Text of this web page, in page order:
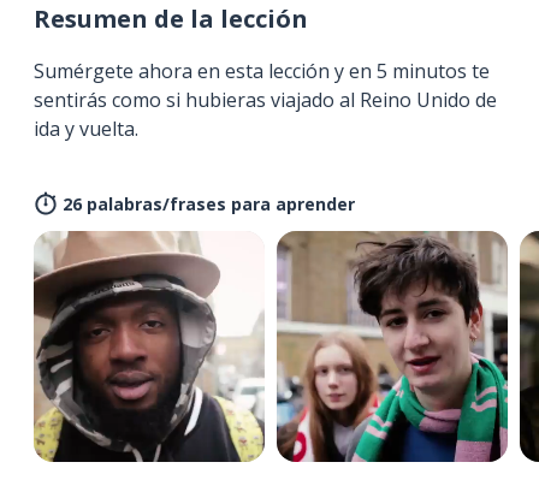
Resumen de la lección
Sumérgete ahora en esta lección y en 5 minutos te
sentirás como si hubieras viajado al Reino Unido de
ida y vuelta.
26 palabras/frases para aprender